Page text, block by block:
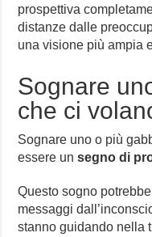
prospettiva
distanze dalle
una visione più ampia
Sognare
che ci
Sognare uno o più
essere unsegno di
Questo sogno
messaggi
stanno guidando nella